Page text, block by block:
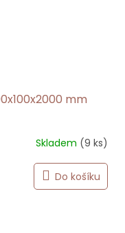
mm
Skladem (9 ks)
Do košíku